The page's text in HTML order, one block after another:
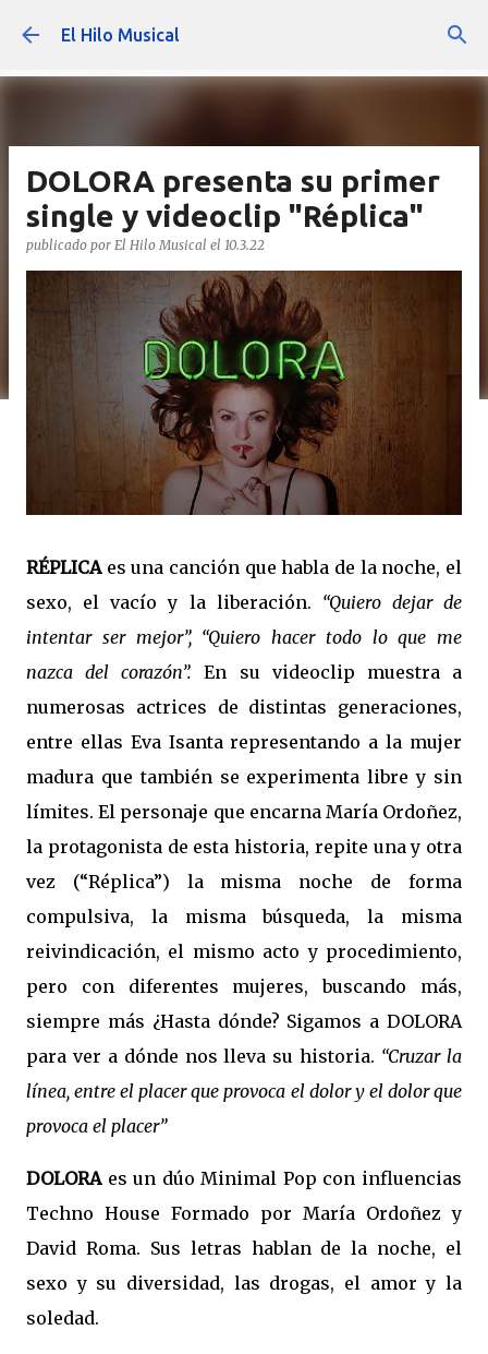
Ir al contenido principal
El Hilo Musical
DOLORA presenta su primer
single y videoclip "Réplica"
publicado por El Hilo Musical el 10.3.22
RÉPLICAes una canción que habla de la noche, el
sexo, el vacío y la liberación. “Quiero dejar de
intentar ser mejor”, “Quiero hacer todo lo que me
nazca del corazón”. En su videoclip muestra a
numerosas actrices de distintas generaciones,
entre ellas Eva Isanta representando a la mujer
madura que también se experimenta libre y sin
límites. El personaje que encarna María Ordoñez,
la protagonista de esta historia, repite una y otra
vez (“Réplica”) la misma noche de forma
compulsiva, la misma búsqueda, la misma
reivindicación, el mismo acto y procedimiento,
pero con diferentes mujeres, buscando más,
siempre más ¿Hasta dónde? Sigamos a DOLORA
para ver a dónde nos lleva su historia. “Cruzar la
línea, entre el placer que provoca el dolor y el dolor que
provoca el placer”
DOLORAes un dúo Minimal Pop con influencias
Techno House Formado por María Ordoñez y
David Roma. Sus letras hablan de la noche, el
sexo y su diversidad, las drogas, el amor y la
soledad.